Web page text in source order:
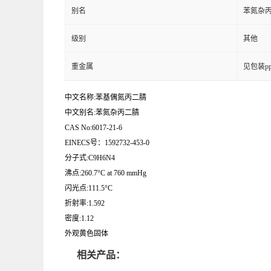
别名 苯氮杂
级别 其他
重金属 见包装
中文名称:苯基偶氮丙二腈
中文别名:苯氮杂丙二腈
CAS No:6017-21-6
EINECS号：1592732-453-0
分子式:C9H6N4
沸点:260.7°C at 760 mmHg
闪光点:111.5°C
折射率:1.592
密度:1.12
外观黄色固体
相关产品：